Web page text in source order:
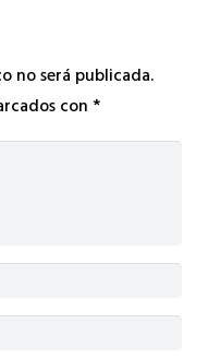
no será publicada.
con*